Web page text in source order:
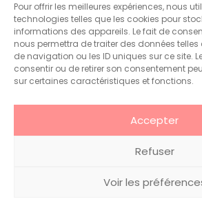
Pour offrir les meilleures expériences, nous
technologies telles que les cookies pour
informations des appareils. Le fait de
nous permettra de traiter des données
de navigation ou les ID uniques sur ce site.
consentir ou de retirer son consentement
sur certaines caractéristiques et fonctions.
Accepter
Refuser
Voir les
Téléphone :+33
(0)4 76 31 06 10
Contact :
administration@hiceo.fr